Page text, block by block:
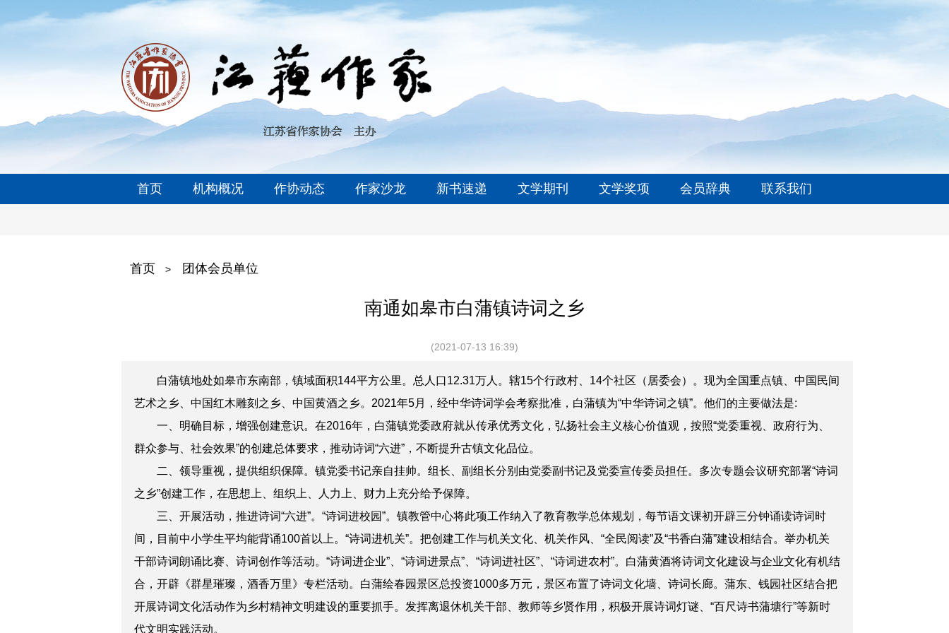
首页 机构概况 作协动态 作家沙龙 新书速递 文学期刊 文学奖项 会员辞典 联系我们
首页 > 团体会员单位
南通如皋市白蒲镇诗词之乡
(2021-07-13 16:39)
白蒲镇地处如皋市东南部，镇域面积144平方公里。总人口12.31万人。辖15个行政村、14个社区（居委会）。现为全国重点镇、中国民间
艺术之乡、中国红木雕刻之乡、中国黄酒之乡。2021年5月，经中华诗词学会考察批准，白蒲镇为“中华诗词之镇”。他们的主要做法是:
一、明确目标，增强创建意识。在2016年，白蒲镇党委政府就从传承优秀文化，弘扬社会主义核心价值观，按照“党委重视、政府行为、
群众参与、社会效果”的创建总体要求，推动诗词“六进”，不断提升古镇文化品位。
二、领导重视，提供组织保障。镇党委书记亲自挂帅。组长、副组长分别由党委副书记及党委宣传委员担任。多次专题会议研究部署“诗词
之乡”创建工作，在思想上、组织上、人力上、财力上充分给予保障。
三、开展活动，推进诗词“六进”。“诗词进校园”。镇教管中心将此项工作纳入了教育教学总体规划，每节语文课初开辟三分钟诵读诗词时
间，目前中小学生平均能背诵100首以上。“诗词进机关”。把创建工作与机关文化、机关作风、“全民阅读”及“书香白蒲”建设相结合。举办机关
干部诗词朗诵比赛、诗词创作等活动。“诗词进企业”、“诗词进景点”、“诗词进社区”、“诗词进农村”。白蒲黄酒将诗词文化建设与企业文化有机结
合，开辟《群星璀璨，酒香万里》专栏活动。白蒲绘春园景区总投资1000多万元，景区布置了诗词文化墙、诗词长廊。蒲东、钱园社区结合把
开展诗词文化活动作为乡村精神文明建设的重要抓手。发挥离退休机关干部、教师等乡贤作用，积极开展诗词灯谜、“百尺诗书蒲塘行”等新时
代文明实践活动。